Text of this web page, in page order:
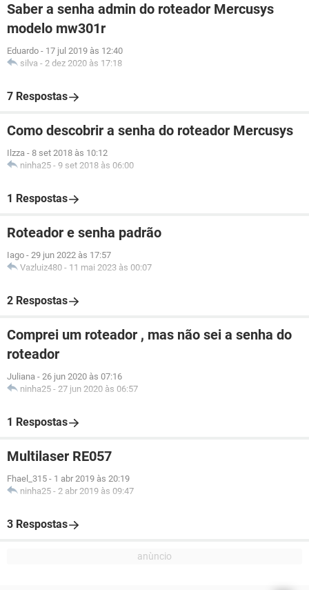
Saber a senha admin do roteador Mercusys
modelo mw301r
Eduardo - 17 jul 2019 às 12:40
silva - 2 dez 2020 às 17:18
7 Respostas
Como descobrir a senha do roteador Mercusys
Ilzza - 8 set 2018 às 10:12
ninha25 - 9 set 2018 às 06:00
1 Respostas
Roteador e senha padrão
Iago - 29 jun 2022 às 17:57
Vazluiz480 - 11 mai 2023 às 00:07
2 Respostas
Comprei um roteador , mas não sei a senha do
roteador
Juliana - 26 jun 2020 às 07:16
ninha25 - 27 jun 2020 às 06:57
1 Respostas
Multilaser RE057
Fhael_315 - 1 abr 2019 às 20:19
ninha25 - 2 abr 2019 às 09:47
3 Respostas